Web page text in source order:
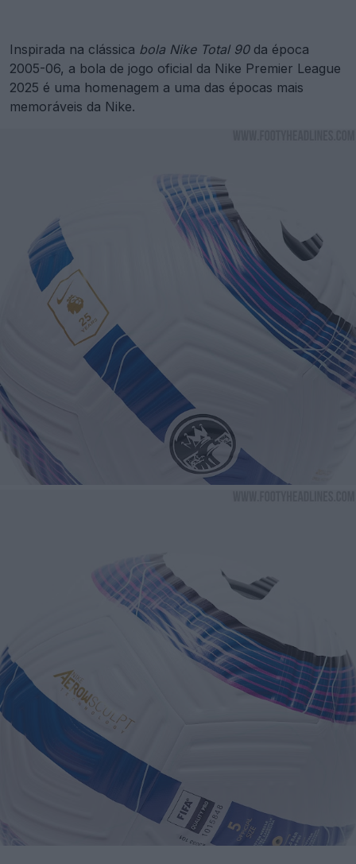
Inspirada na clássica bola Nike Total 90da época
2005-06, a bola de jogo oficial da Nike Premier League
2025 é uma homenagem a uma das épocas mais
memoráveis da Nike.